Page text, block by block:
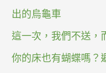
出的烏龜車
這一次，我們不送，
你的床也有蝴蝶嗎？